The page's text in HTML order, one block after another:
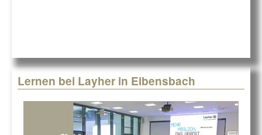
Lernen bei Layher in Eibensbach